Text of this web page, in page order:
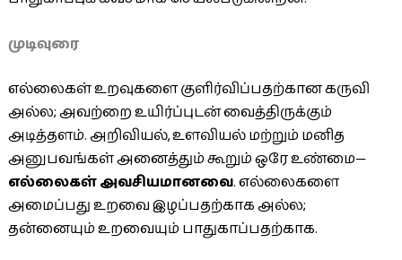
முடிவுரை
எல்லைகள் உறவுகளை குளிர்விப்பதற்கான கருவி
அல்ல; அவற்றை உயிர்ப்புடன் வைத்திருக்கும்
அடித்தளம். அறிவியல், உளவியல் மற்றும் மனித
அனுபவங்கள் அனைத்தும் கூறும் ஒரே உண்மை—
எல்லைகள் அவசியமானவை. எல்லைகளை
அமைப்பது உறவை இழப்பதற்காக அல்ல;
தன்னையும் உறவையும் பாதுகாப்பதற்காக.